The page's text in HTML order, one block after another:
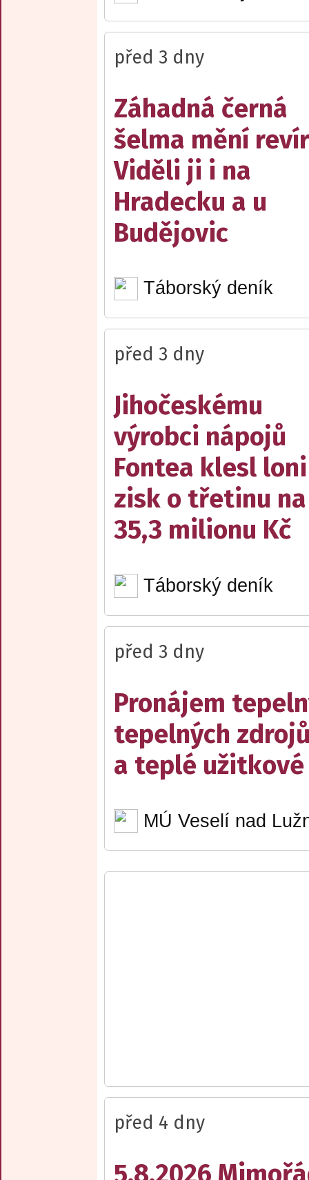
před 3 dny
Záhadná černá
šelma mění
Viděli ji i na
Hradecku a u
Budějovic
Táborský deník
před 3 dny
Jihočeskému
výrobci nápojů
Fontea klesl loni
zisk o třetinu na
35,3 milionu Kč
Táborský deník
před 3 dny
Pronájem
tepelných
a teplé užitkové
MÚ Veselí nad
před 4 dny